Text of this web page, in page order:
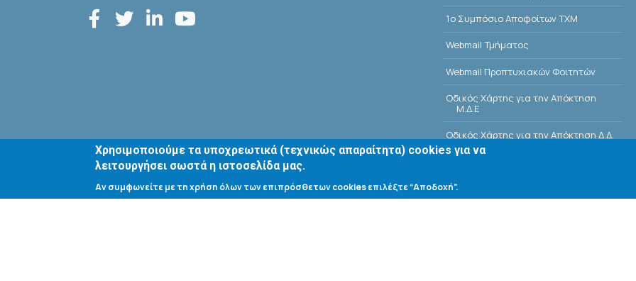
1o Συμπόσιο Αποφοίτων ΤΧΜ
Webmail Τμήματος
Webmail Προπτυχιακών Φοιτητών
Οδικός Χάρτης για την Απόκτηση
Μ.Δ.Ε
Οδικός Χάρτης για την Απόκτηση Δ.Δ.
Αίθουσες Σεμιναρίων - Πρόγραμμα
Χρησιμοποιούμε τα υποχρεωτικά (τεχνικώς απαραίτητα) cookies για να
λειτουργήσει σωστά η ιστοσελίδα μας.
Αν συμφωνείτε με τη χρήση όλων των επιπρόσθετων cookies επιλέξτε “Αποδοχή”.